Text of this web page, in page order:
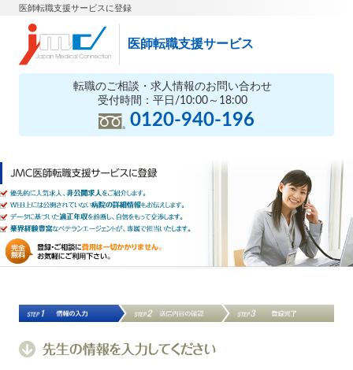
医師転職支援サービスに登録
医師転職支援サービス
転職のご相談・求人情報のお問い合わせ
受付時間：平日/10:00～18:00
0120-940-196